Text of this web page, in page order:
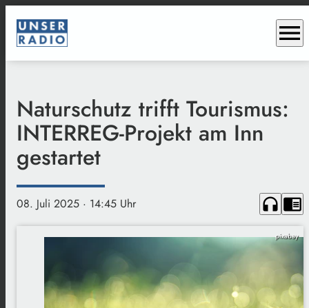
menu
Naturschutz trifft Tourismus:
INTERREG-Projekt am Inn
gestartet
08. Juli 2025 · 14:45 Uhr headphones chrome_reader_mode
pixabay